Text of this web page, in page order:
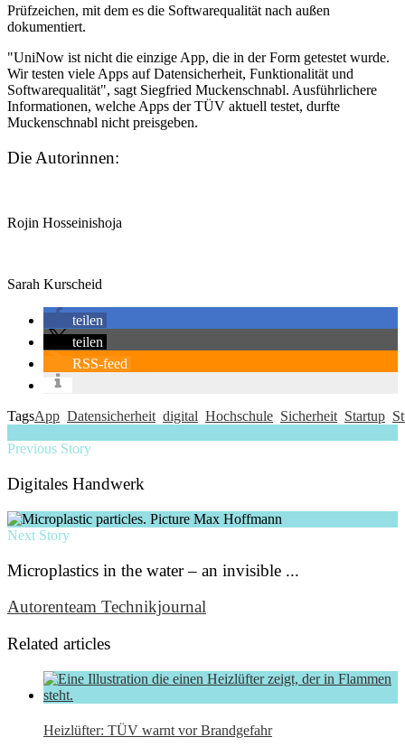
Prüfzeichen, mit dem es die Softwarequalität nach außen
dokumentiert.
"UniNow ist nicht die einzige App, die in der Form getestet wurde.
Wir testen viele Apps auf Datensicherheit, Funktionalität und
Softwarequalität", sagt Siegfried Muckenschnabl. Ausführlichere
Informationen, welche Apps der TÜV aktuell testet, durfte
Muckenschnabl nicht preisgeben.
Die Autorinnen:
Rojin Hosseinishoja
Sarah Kurscheid
teilen
teilen
RSS-feed
TagsApp Datensicherheit digital Hochschule Sicherheit Startup
Previous Story
Digitales Handwerk
Next Story
Microplastics in the water – an invisible ...
Autorenteam Technikjournal
Related articles
Heizlüfter: TÜV warnt vor Brandgefahr